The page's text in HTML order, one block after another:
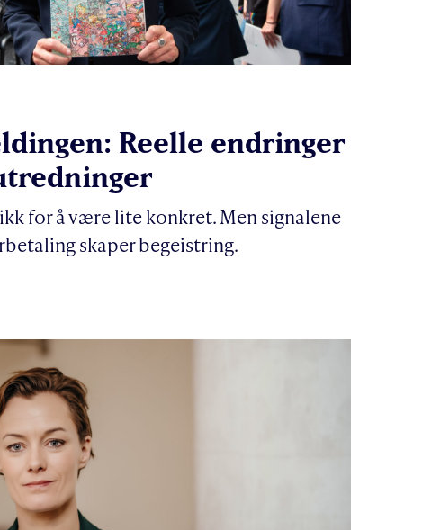
Reelle endringer
for å være lite konkret. Men signalene
skaper begeistring.